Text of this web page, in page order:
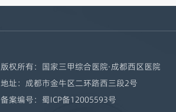
版权所有： 国家三甲综合医院·成都西区医院
地址： 成都市金牛区二环路西三段2号
备案编号： 蜀ICP备12005593号